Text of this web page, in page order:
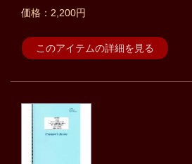
価格：2,200円
このアイテムの詳細を見る